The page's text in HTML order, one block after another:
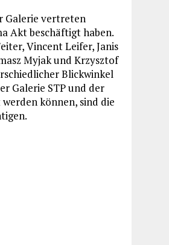
Galerie vertreten
Akt beschäftigt haben.
Vincent Leifer, Janis
Myjak und Krzysztof
Blickwinkel
Galerie STP und der
können, sind die